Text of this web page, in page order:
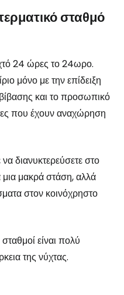
σταθμό
24 ώρες το 24ωρο.
μόνο με την επίδειξη
και το προσωπικό
που έχουν αναχώρηση
διανυκτερεύσετε στο
μια μακρά στάση, αλλά
στον κοινόχρηστο
είναι πολύ
της νύχτας.